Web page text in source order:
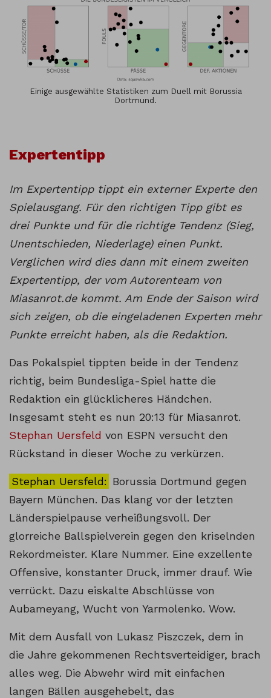
Einige ausgewählte Statistiken zum Duell mit Borussia
Dortmund.
Expertentipp
Im Expertentipp tippt ein externer Experte den
Spielausgang. Für den richtigen Tipp gibt es
drei Punkte und für die richtige Tendenz (Sieg,
Unentschieden, Niederlage) einen Punkt.
Verglichen wird dies dann mit einem zweiten
Expertentipp, der vom Autorenteam von
Miasanrot.de kommt. Am Ende der Saison wird
sich zeigen, ob die eingeladenen Experten mehr
Punkte erreicht haben, als die Redaktion.
Das Pokalspiel tippten beide in der Tendenz
richtig, beim Bundesliga-Spiel hatte die
Redaktion ein glücklicheres Händchen.
Insgesamt steht es nun 20:13 für Miasanrot.
Stephan Uersfeld von ESPN versucht den
Rückstand in dieser Woche zu verkürzen.
Stephan Uersfeld: Borussia Dortmund gegen
Bayern München. Das klang vor der letzten
Länderspielpause verheißungsvoll. Der
glorreiche Ballspielverein gegen den kriselnden
Rekordmeister. Klare Nummer. Eine exzellente
Offensive, konstanter Druck, immer drauf. Wie
verrückt. Dazu eiskalte Abschlüsse von
Aubameyang, Wucht von Yarmolenko. Wow.
Mit dem Ausfall von Lukasz Piszczek, dem in
die Jahre gekommenen Rechtsverteidiger, brach
alles weg. Die Abwehr wird mit einfachen
langen Bällen ausgehebelt, das